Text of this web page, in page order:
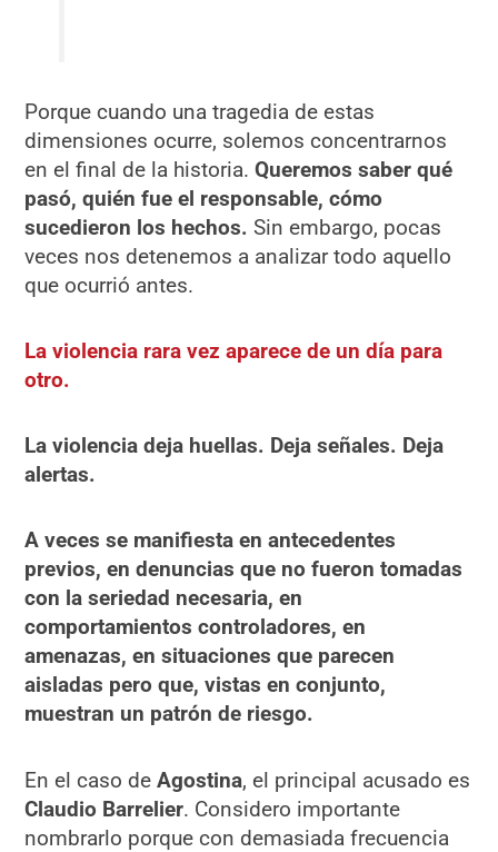
Porque cuando una tragedia de estas
dimensiones ocurre, solemos concentrarnos
en el final de la historia.Queremos saber qué
pasó, quién fue el responsable, cómo
sucedieron los hechos. Sin embargo, pocas
veces nos detenemos a analizar todo aquello
que ocurrió antes.
La violencia rara vez aparece de un día para
otro.
La violencia deja huellas. Deja señales. Deja
alertas.
A veces se manifiesta en antecedentes
previos, en denuncias que no fueron tomadas
con la seriedad necesaria, en
comportamientos controladores, en
amenazas, en situaciones que parecen
aisladas pero que, vistas en conjunto,
muestran un patrón de riesgo.
En el caso deAgostina, el principal acusado es
Claudio Barrelier. Considero importante
nombrarlo porque con demasiada frecuencia